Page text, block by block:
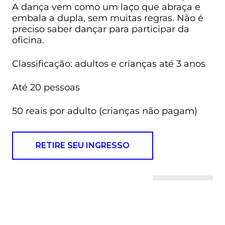
A dança vem como um laço que abraça e
embala a dupla, sem muitas regras. Não é
preciso saber dançar para participar da
oficina.
Classificação: adultos e crianças até 3 anos
Até 20 pessoas
50 reais por adulto (crianças não pagam)
RETIRE SEU INGRESSO